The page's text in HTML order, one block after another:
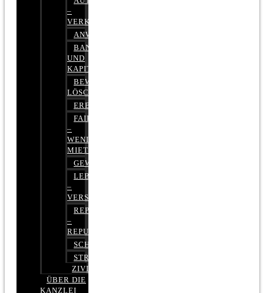
–
VERKEHRSRECHT
ANWALTSHAFTUNGSRECHT
BANK-
UND
KAPITALMARKTRECHT
BEWERTUNGEN
LÖSCHEN
ERBRECHT
FAIRMIETEN
–
WENIGER
MIETE
GEWERBERECHT
LEBENSVERSICHERUNG
–
VERSICHERUNGSRECHT
REPUTATIONSRECHT
–
REPUTATIONSMANAGEMENT
SCHUFARECHT
STRAFRECHT
ZIVILRECHT
ÜBER DIE
KANZLEI